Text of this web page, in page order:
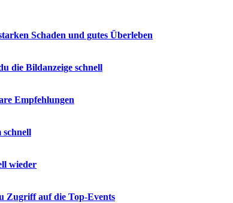
Schaden und gutes Überleben
die Bildanzeige schnell
Empfehlungen
schnell
wieder
Zugriff auf die Top-Events